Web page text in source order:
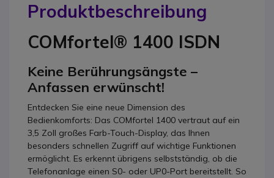
Produktbeschreibung
COMfortel® 1400 ISDN
Keine Berührungsängste –
Anfassen erwünscht!
Entdecken Sie eine neue Dimension des
Bedienkomforts: Das COMfortel 1400 vertraut auf ein
3,5 Zoll großes Farb-Touch-Display, das Ihnen
besonders schnellen Zugriff auf wichtige Funktionen
ermöglicht. Es erkennt übrigens selbstständig, ob die
Telefonanlage einen S0- oder UP0-Port bereitstellt. So